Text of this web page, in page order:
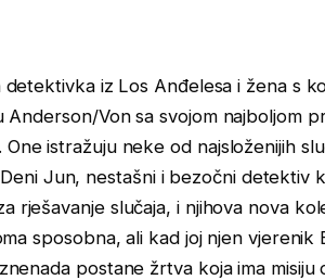
iz Los Anđelesa i žena s
Von sa svojom najboljom
istražuju neke od najsloženijih
Jun, nestašni i bezočni detektiv
rješavanje slučaja, i njihova nova
sposobna, ali kad joj njen
postane žrtva koja ima misiju